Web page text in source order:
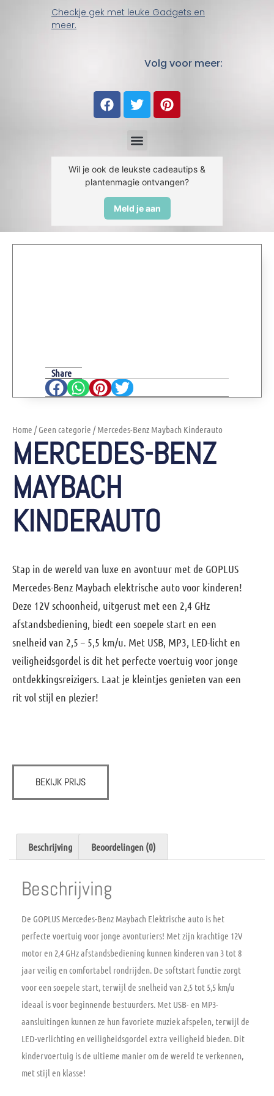
Checkje gek met leuke Gadgets en
meer.
Volg voor meer:
Wil je ook de leukste cadeautips &
plantenmagie ontvangen?
Meld je aan
Home /Geen categorie / Mercedes-Benz Maybach Kinderauto
MERCEDES-BENZ
MAYBACH
KINDERAUTO
Stap in de wereld van luxe en avontuur met de GOPLUS
Mercedes-Benz Maybach elektrische auto voor kinderen!
Deze 12V schoonheid, uitgerust met een 2,4 GHz
afstandsbediening, biedt een soepele start en een
snelheid van 2,5 – 5,5 km/u. Met USB, MP3, LED-licht en
veiligheidsgordel is dit het perfecte voertuig voor jonge
ontdekkingsreizigers. Laat je kleintjes genieten van een
rit vol stijl en plezier!
BEKIJK PRIJS
Share
Beschrijving Beoordelingen (0)
Beschrijving
De GOPLUS Mercedes-Benz Maybach Elektrische auto is het
perfecte voertuig voor jonge avonturiers! Met zijn krachtige 12V
motor en 2,4 GHz afstandsbediening kunnen kinderen van 3 tot 8
jaar veilig en comfortabel rondrijden. De softstart functie zorgt
voor een soepele start, terwijl de snelheid van 2,5 tot 5,5 km/u
ideaal is voor beginnende bestuurders. Met USB- en MP3-
aansluitingen kunnen ze hun favoriete muziek afspelen, terwijl de
LED-verlichting en veiligheidsgordel extra veiligheid bieden. Dit
kindervoertuig is de ultieme manier om de wereld te verkennen,
met stijl en klasse!